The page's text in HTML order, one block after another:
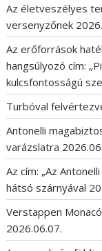
Az életveszélyes
versenyzőnek
Az erőforrások
hangsúlyozó cím:
kulcsfontosságú
Turbóval
Antonelli
varázslatra
Az cím: „Az
hátsó szárnyával
Verstappen
2026.06.07.